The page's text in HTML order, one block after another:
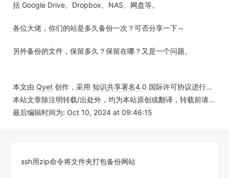
括 Google Drive、Dropbox、NAS、网盘等。
各位大佬，你们的站是多久备份一次？可否分享一下～
另外备份的文件，保留多久？保留在哪？又是一个问题。
本文由 Qyet 创作，采用 知识共享署名4.0 国际许可协议进行许可
本站文章除注明转载/出处外，均为本站原创或翻译，转载前请务必署名
最后编辑时间为: Oct 10, 2024 at 09:46:15
ssh用zip命令将文件夹打包备份网站